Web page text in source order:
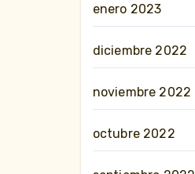
enero 2023
diciembre 2022
noviembre 2022
octubre 2022